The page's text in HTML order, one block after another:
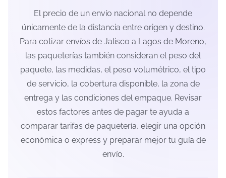
El precio de un envío nacional no depende
únicamente de la distancia entre origen y destino.
Para cotizar envíos de Jalisco a Lagos de Moreno,
las paqueterías también consideran el peso del
paquete, las medidas, el peso volumétrico, el tipo
de servicio, la cobertura disponible, la zona de
entrega y las condiciones del empaque. Revisar
estos factores antes de pagar te ayuda a
comparar tarifas de paquetería, elegir una opción
económica o express y preparar mejor tu guía de
envío.